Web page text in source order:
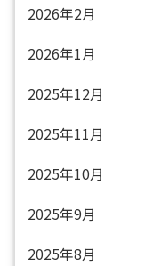
2026年2月
2026年1月
2025年12月
2025年11月
2025年10月
2025年9月
2025年8月